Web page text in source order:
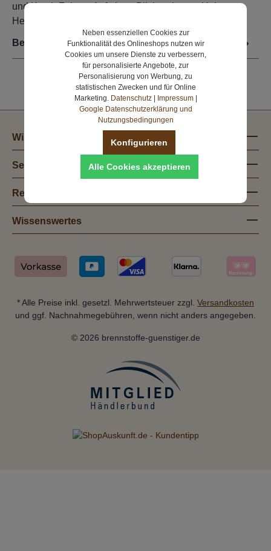
und KaminFakten. Auf einen Blick.&nbsp;✔️ Hoher
Heizwert &gt; 4,0 KWh/kg&n…
Bewertungen
Wir liefern Wärme!
Service
Rechtliches
Wissenswertes
* Alle Preise inkl. gesetzl. Mehrwertsteuer zzgl. Versandkosten
und ggf. Nachnahmegebühren, wenn nicht anders angegeben.
© 2026 brennstoffe-guenstiger.de
Neben essenziellen Cookies zur
Funktionalität des Onlineshops nutzen wir
Cookies um unsere Dienste zu verbessern,
für personalisierte Angebote, zur
Personalisierung von Werbung, zu
statistischen Zwecken und für Online
Marketing. Datenschutz| Impressum|
Google Datenschutzerklärung und
Nutzungsbedingungen
Konfigurieren
Alle Cookies akzeptieren